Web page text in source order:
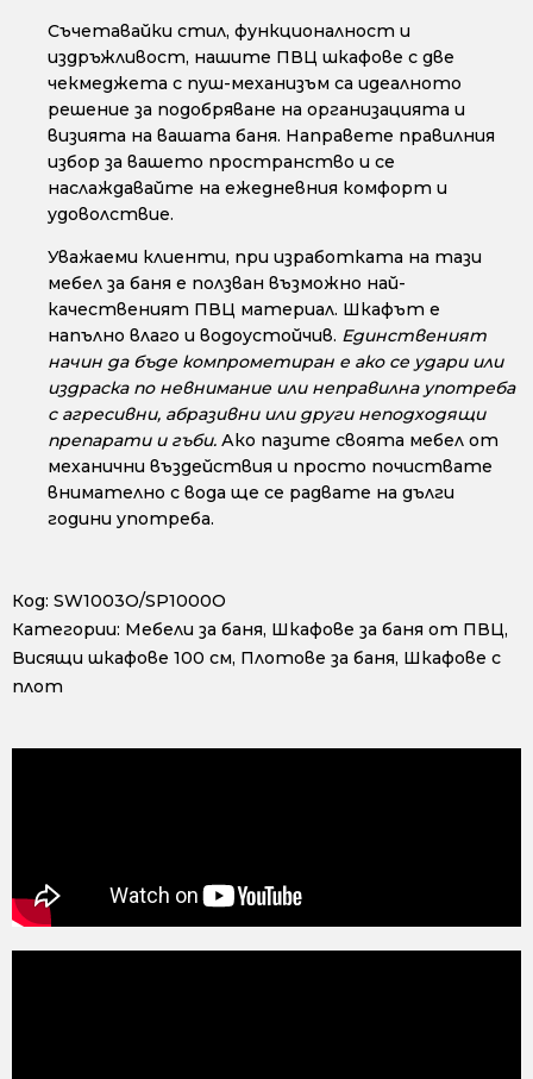
Съчетавайки стил, функционалност и
издръжливост, нашите ПВЦ шкафове с две
чекмеджета с пуш-механизъм са идеалното
решение за подобряване на организацията и
визията на вашата баня. Направете правилния
избор за вашето пространство и се
наслаждавайте на ежедневния комфорт и
удоволствие.
Уважаеми клиенти, при изработката на тази
мебел за баня е ползван възможно най-
качественият ПВЦ материал. Шкафът е
напълно влаго и водоустойчив. Единственият
начин да бъде компрометиран е ако се удари или
издраска по невнимание или неправилна употреба
с агресивни, абразивни или други неподходящи
препарати и гъби. Ако пазите своята мебел от
механични въздействия и просто почиствате
внимателно с вода ще се радвате на дълги
години употреба.
Код: SW1003O/SP1000O
Категории: Мебели за баня, Шкафове за баня от ПВЦ,
Висящи шкафове 100 см, Плотове за баня, Шкафове с
плот